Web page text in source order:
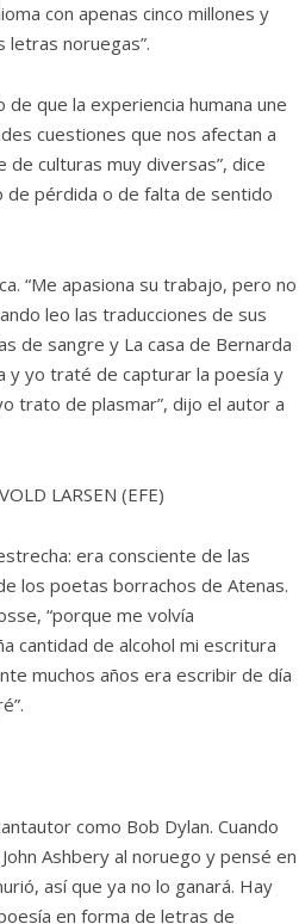
con apenas cinco millones y
noruegas”.
que la experiencia humana une
cuestiones que nos afectan a
culturas muy diversas”, dice
de pérdida o de falta de sentido
“Me apasiona su trabajo, pero no
leo las traducciones de sus
de sangre y La casa de Bernarda
y yo traté de capturar la poesía y
trato de plasmar”, dijo el autor a
LARSEN (EFE)
era consciente de las
los poetas borrachos de Atenas.
“porque me volvía
cantidad de alcohol mi escritura
muchos años era escribir de día
como Bob Dylan. Cuando
Ashbery al noruego y pensé en
así que ya no lo ganará. Hay
en forma de letras de